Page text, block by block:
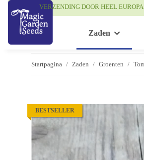
VERZENDING DOOR HEEL EUROPA
Zaden
Startpagina Zaden Groenten
BESTSELLER